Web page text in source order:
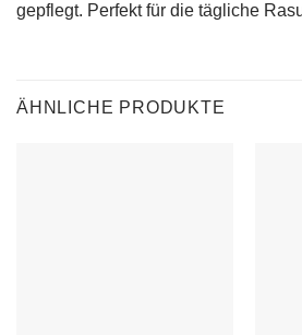
gepflegt. Perfekt für die tägliche
ÄHNLICHE PRODUKTE